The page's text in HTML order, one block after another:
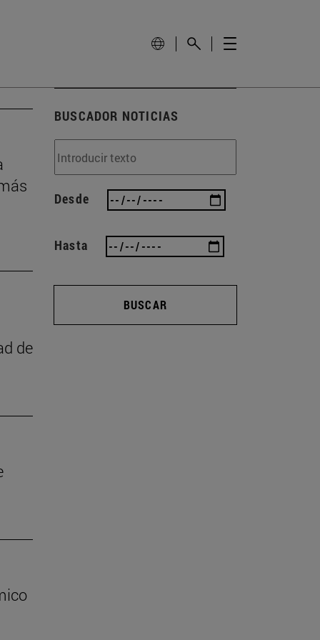
de
BUSCADOR NOTICIAS
Desde
Hasta
BUSCAR